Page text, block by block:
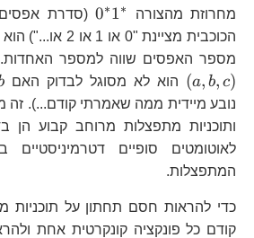
מחרוזת מהצורה
0^{*}1^{*}0∗1∗
(סדרת
הכוכבית מציינת
מספר האפסים שווה למספר
(a, b, c) הוא לא מסוגל לבדוק האםc=a-
b
נובע מיידית ממה שאמרתי קודם...). זה
ותוכניות מתפצלות מרוחב קבוע הן
לאוטומטים סופיים דטרמיניסטיים
המתפצלות.
כדי להראות חסם תחתון על תוכניות
קודם כל פונקציה קונקרטית אחת